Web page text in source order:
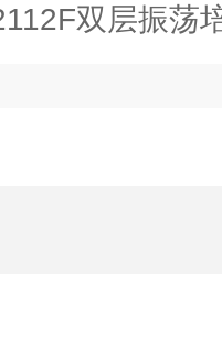
双层振荡